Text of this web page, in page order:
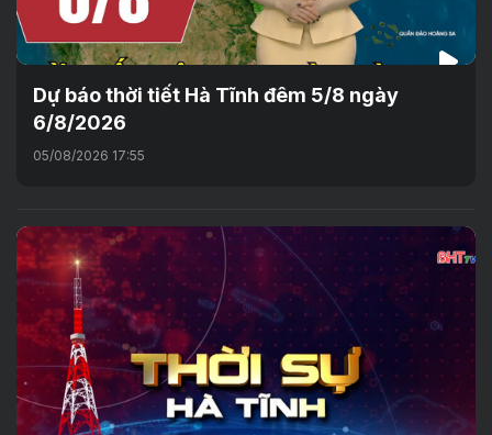
Dự báo thời tiết Hà Tĩnh đêm 5/8 ngày
6/8/2026
05/08/2026 17:55